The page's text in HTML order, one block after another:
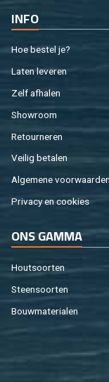
INFO
Hoe be­stel je?
Laten le­ve­ren
Zelf af­ha­len
Show­room
Re­tour­ne­ren
Vei­lig be­ta­len
Al­ge­me­ne voor­waar­den
Pri­va­cy en coo­kies
ONS GAMMA
Hout­soor­ten
Steen­soor­ten
Bouw­ma­te­ri­a­len